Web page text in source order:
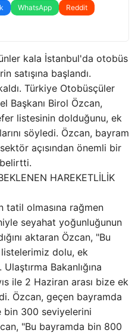
WhatsApp
Reddit
kala İstanbul'da otobüs
satışına başlandı.
Türkiye Otobüsçüler
Başkanı Birol Özcan,
listesinin dolduğunu, ek
söyledi. Özcan, bayram
açısından önemli bir
HAREKETLİLİK
tatil olmasına rağmen
seyahat yoğunluğunun
aktaran Özcan, "Bu
listelerimiz dolu, ek
Bakanlığına
ile 2 Haziran arası bize ek
Özcan, geçen bayramda
bin 300 seviyelerini
"Bu bayramda bin 800